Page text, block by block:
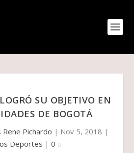
SU OBJETIVO EN
DE BOGOTÁ
Rene Pichardo | Nov 5, 2018 |
Deportes | 0